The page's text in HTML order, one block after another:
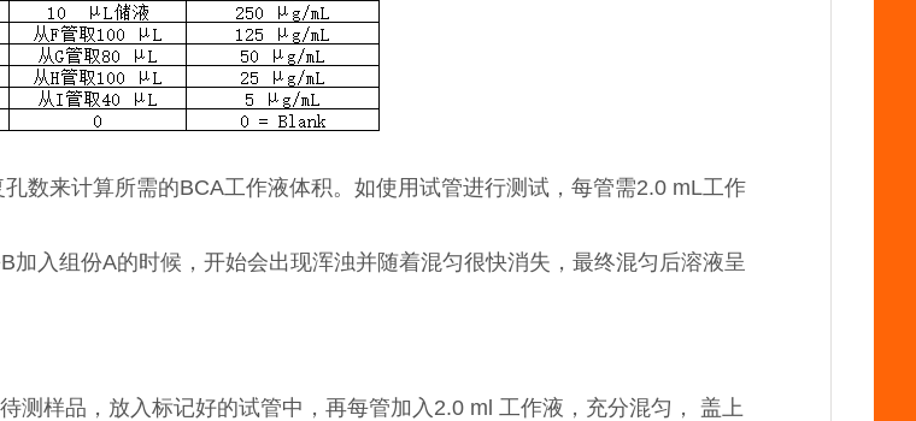
来计算所需的BCA工作液体积。如使用试管进行测试，每管需2.0 mL工作
组份A的时候，开始会出现浑浊并随着混匀很快消失，最终混匀后溶液呈
样品，放入标记好的试管中，再每管加入2.0 ml 工作液，充分混匀， 盖上